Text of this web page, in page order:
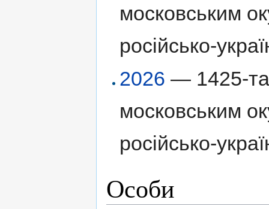
московським
російсько-
2026 — 1425-та
московським
російсько-
Особи